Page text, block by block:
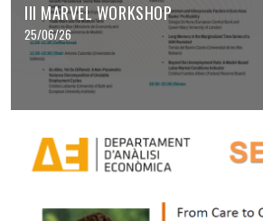
III MARVEL WORKSHOP
25/06/26